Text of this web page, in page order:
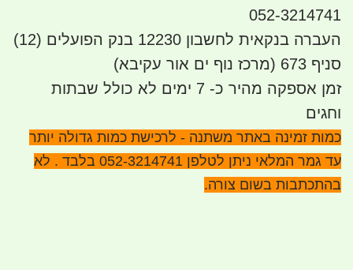
052-3214741
העברה בנקאית לחשבון 12230 בנק הפועלים (12)
סניף 673 (מרכז נוף ים אור עקיבא)
זמן אספקה מהיר כ- 7 ימים לא כולל שבתות
וחגים
כמות זמינה באתר משתנה - לרכישת כמות גדולה יותר
עד גמר המלאי ניתן לטלפן 052-3214741 בלבד . לא
בהתכתבות בשום צורה.